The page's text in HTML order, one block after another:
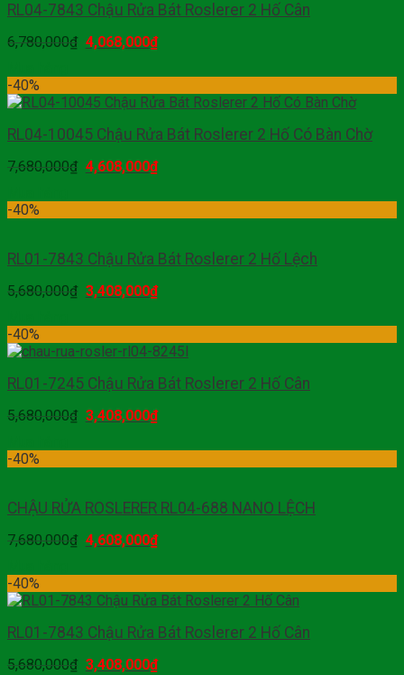
RL04-7843 Chậu Rửa Bát Roslerer 2 Hố Cân
6,780,000₫ 4,068,000₫
-40%
RL04-10045 Chậu Rửa Bát Roslerer 2 Hố Có Bàn Chờ
7,680,000₫ 4,608,000₫
-40%
RL01-7843 Chậu Rửa Bát Roslerer 2 Hố Lệch
5,680,000₫ 3,408,000₫
-40%
RL01-7245 Chậu Rửa Bát Roslerer 2 Hố Cân
5,680,000₫ 3,408,000₫
-40%
CHẬU RỬA ROSLERER RL04-688 NANO LỆCH
7,680,000₫ 4,608,000₫
-40%
RL01-7843 Chậu Rửa Bát Roslerer 2 Hố Cân
5,680,000₫ 3,408,000₫